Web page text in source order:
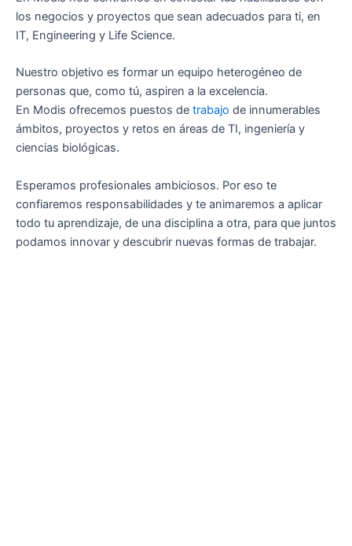
los negocios y proyectos que sean adecuados para ti, en
IT, Engineering y Life Science.
Nuestro objetivo es formar un equipo heterogéneo de
personas que, como tú, aspiren a la excelencia.
En Modis ofrecemos puestos de trabajo de innumerables
ámbitos, proyectos y retos en áreas de TI, ingeniería y
ciencias biológicas.
Esperamos profesionales ambiciosos. Por eso te
confiaremos responsabilidades y te animaremos a aplicar
todo tu aprendizaje, de una disciplina a otra, para que juntos
podamos innovar y descubrir nuevas formas de trabajar.